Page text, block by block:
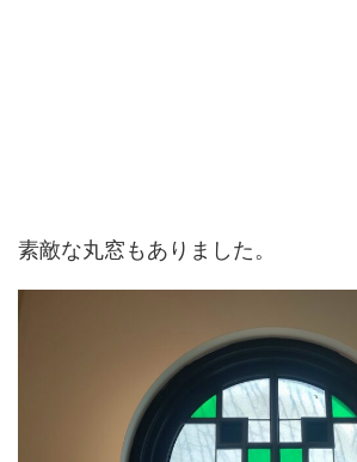
素敵な丸窓もありました。